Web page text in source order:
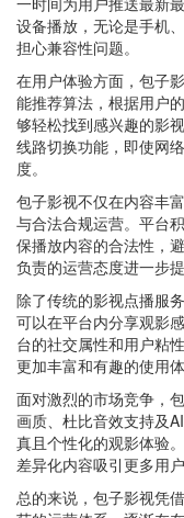
设备播放，无论是手机
担心兼容性问题。
在用户体验方面，包子
能推荐算法，根据用户
够轻松找到感兴趣的影
线路切换功能，即使网
度。
包子影视不仅在内容丰
与合法合规运营。平台
保播放内容的合法性，
负责的运营态度进一步
除了传统的影视点播服
可以在平台内分享观影
台的社交属性和用户粘
更加丰富和有趣的使用体
面对激烈的市场竞争，
画质、杜比音效支持及
真且个性化的观影体验
差异化内容吸引更多用
总的来说，包子影视凭